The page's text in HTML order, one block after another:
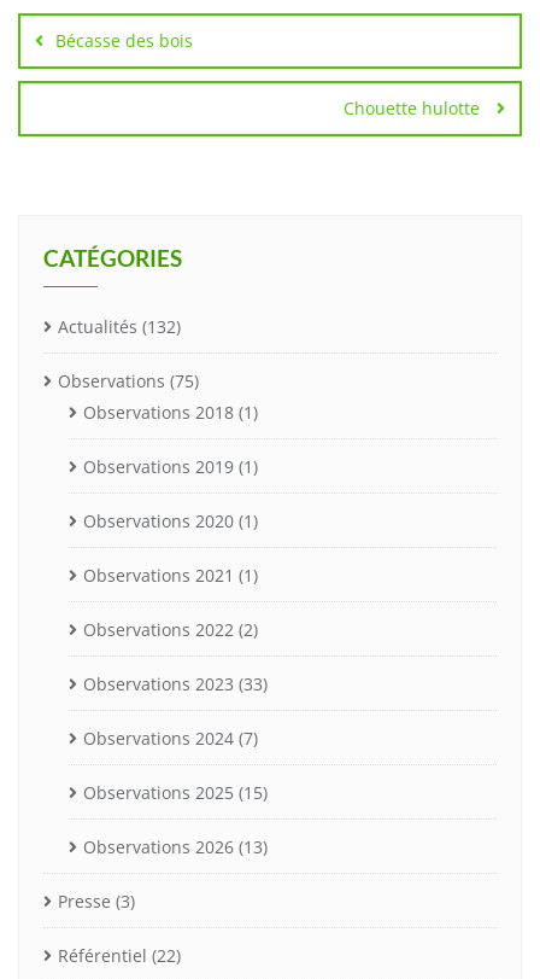
de
l’article
Bécasse des bois
Chouette hulotte
CATÉGORIES
Actualités (132)
Observations (75)
Observations 2018 (1)
Observations 2019 (1)
Observations 2020 (1)
Observations 2021 (1)
Observations 2022 (2)
Observations 2023 (33)
Observations 2024 (7)
Observations 2025 (15)
Observations 2026 (13)
Presse (3)
Référentiel (22)